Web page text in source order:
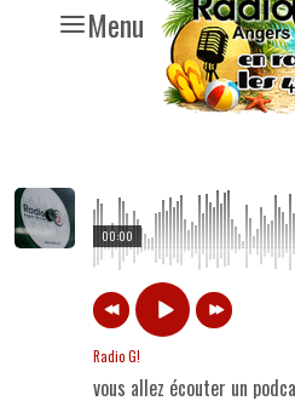
Menu
00:00
Radio G!
vous allez écouter un